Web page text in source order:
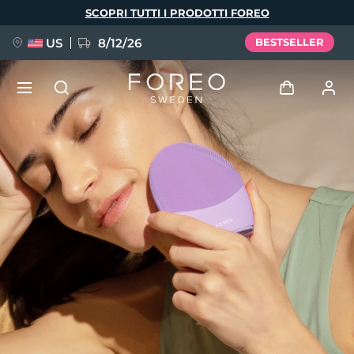
SCOPRI TUTTI I PRODOTTI FOREO
US 8/12/26 BESTSELLER
Profilo utente
I miei dispositivi
I miei ordini
I miei indirizzi
I miei abbonamenti
NUOVO
FAQ™ Pure Beauty-Tech Elixir
BREAKING NEWS
issa™ Teeth Whitening Set
Lingua
English Deutsch
Español
Français
Italiano
Português
Svenska
Русский
Türkçe
简体中文 繁體中文